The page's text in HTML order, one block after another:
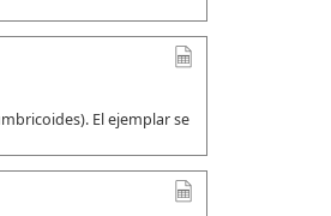
El ejemplar se